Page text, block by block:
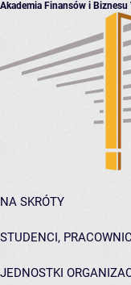
Akademia Finansów i Biznesu
NA SKRÓTY
STUDENCI,
JEDNOSTKI